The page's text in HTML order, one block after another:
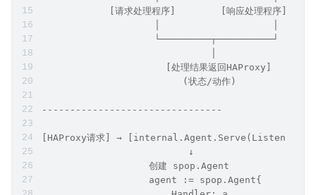
                    │                    │
                    │                    │
                    │                    │
[查找对应Application]  [查找对应
            [请求处理程序]        [响应处理程序]
                    └─────────┬──────────┘
                              │
                      [处理结果返回HAProxy]
                         (状态/动作)